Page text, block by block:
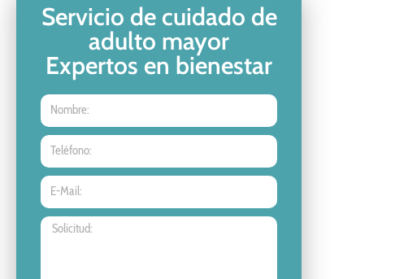
Servicio de cuidado de
adulto mayor
Expertos en bienestar